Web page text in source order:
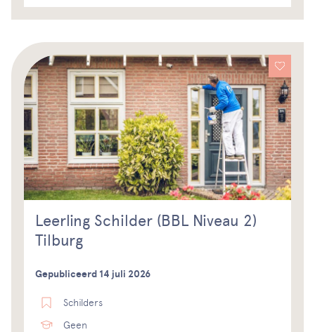
Leerling Schilder (BBL Niveau 2)
Tilburg
Gepubliceerd 14 juli 2026
Schilders
Geen